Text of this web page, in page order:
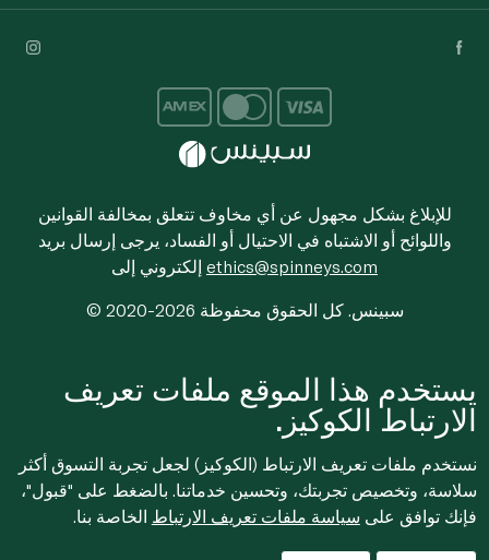
للإبلاغ بشكل مجهول عن أي مخاوف تتعلق بمخالفة القوانين
واللوائح أو الاشتباه في الاحتيال أو الفساد، يرجى إرسال بريد
ethics@spinneys.com
© 2020-2026 سبينس. كل الحقوق محفوظة
يستخدم هذا الموقع ملفات تعريف
الارتباط الكوكيز.
نستخدم ملفات تعريف الارتباط (الكوكيز) لجعل تجربة التسوق أكثر
سلاسة، وتخصيص تجربتك، وتحسين خدماتنا. بالضغط على "قبول"،
فإنك توافق على سياسة ملفات تعريف الارتباط الخاصة بنا.